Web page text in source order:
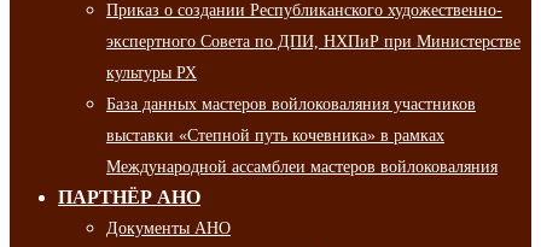
Приказ о создании Республиканского художественно-
экспертного Совета по ДПИ, НХПиР при Министерстве
культуры РХ
База данных мастеров войлоковаляния участников
выставки «Степной путь кочевника» в рамках
Международной ассамблеи мастеров войлоковаляния
ПАРТНЁР АНО
Документы АНО